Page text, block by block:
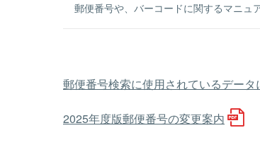
郵便番号や、バーコードに関するマニュ
郵便番号検索に使用されているデータ
2025年度版郵便番号の変更案内